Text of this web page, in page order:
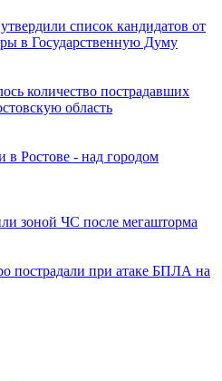
список кандидатов от
в Государственную Думу
количество пострадавших
область
Ростове - над городом
зоной ЧС после мегашторма
пострадали при атаке БПЛА на